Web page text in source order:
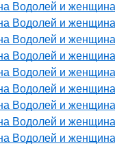
Водолей и
Водолей и
Водолей и
Водолей и
Водолей и
Водолей и
Водолей и
Водолей и
Водолей и женщина